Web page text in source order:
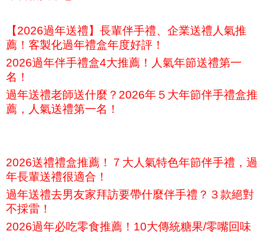
【2026過年送禮】長輩伴手禮、企業送禮人氣推
薦！客製化過年禮盒年度好評！
2026過年伴手禮盒4大推薦！人氣年節送禮第一
名！
過年送禮老師送什麼？2026年５大年節伴手禮盒推
薦，人氣送禮第一名！
2026送禮禮盒推薦！７大人氣特色年節伴手禮，過
年長輩送禮很適合！
過年送禮去男友家拜訪要帶什麼伴手禮？３款絕對
不採雷！
2026過年必吃零食推薦！10大傳統糖果/零嘴回味